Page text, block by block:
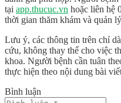
tại app.thucuc.vn hoặc liên hệ
thời gian thăm khám và quản
Lưu ý, các thông tin trên chỉ
cứu, không thay thế cho việc
khoa. Người bệnh cần tuân
thực hiện theo nội dung bài
Bình luận